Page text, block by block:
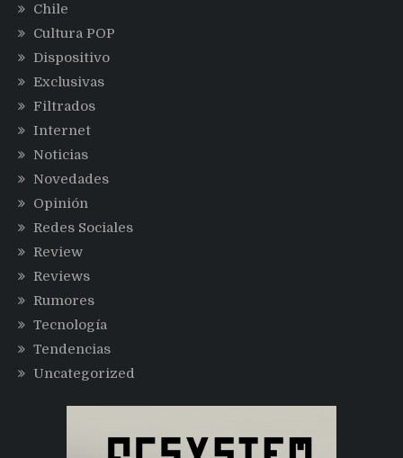
Chile
Cultura POP
Dispositivo
Exclusivas
Filtrados
Internet
Noticias
Novedades
Opinión
Redes Sociales
Review
Reviews
Rumores
Tecnología
Tendencias
Uncategorized